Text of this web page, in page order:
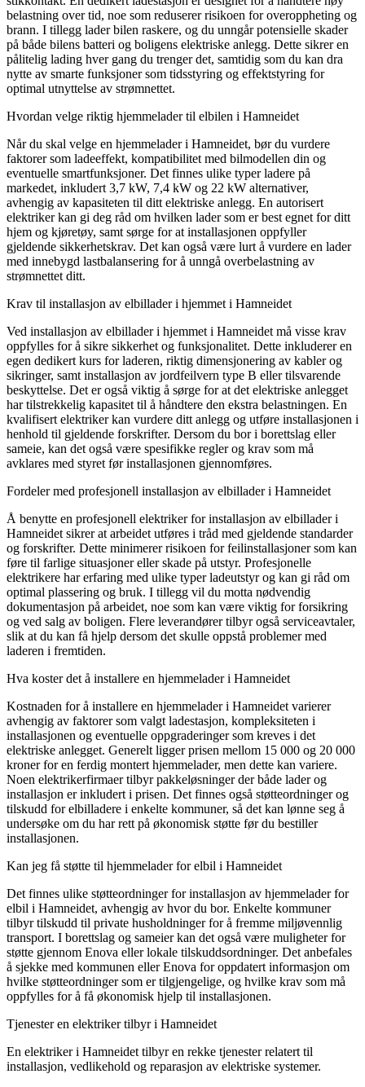
belastning over tid, noe som reduserer risikoen for overoppheting og
brann. I tillegg lader bilen raskere, og du unngår potensielle skader
på både bilens batteri og boligens elektriske anlegg. Dette sikrer en
pålitelig lading hver gang du trenger det, samtidig som du kan dra
nytte av smarte funksjoner som tidsstyring og effektstyring for
optimal utnyttelse av strømnettet.
Hvordan velge riktig hjemmelader til elbilen i Hamneidet
Når du skal velge en hjemmelader i Hamneidet, bør du vurdere
faktorer som ladeeffekt, kompatibilitet med bilmodellen din og
eventuelle smartfunksjoner. Det finnes ulike typer ladere på
markedet, inkludert 3,7 kW, 7,4 kW og 22 kW alternativer,
avhengig av kapasiteten til ditt elektriske anlegg. En autorisert
elektriker kan gi deg råd om hvilken lader som er best egnet for ditt
hjem og kjøretøy, samt sørge for at installasjonen oppfyller
gjeldende sikkerhetskrav. Det kan også være lurt å vurdere en lader
med innebygd lastbalansering for å unngå overbelastning av
strømnettet ditt.
Krav til installasjon av elbillader i hjemmet i Hamneidet
Ved installasjon av elbillader i hjemmet i Hamneidet må visse krav
oppfylles for å sikre sikkerhet og funksjonalitet. Dette inkluderer en
egen dedikert kurs for laderen, riktig dimensjonering av kabler og
sikringer, samt installasjon av jordfeilvern type B eller tilsvarende
beskyttelse. Det er også viktig å sørge for at det elektriske anlegget
har tilstrekkelig kapasitet til å håndtere den ekstra belastningen. En
kvalifisert elektriker kan vurdere ditt anlegg og utføre installasjonen i
henhold til gjeldende forskrifter. Dersom du bor i borettslag eller
sameie, kan det også være spesifikke regler og krav som må
avklares med styret før installasjonen gjennomføres.
Fordeler med profesjonell installasjon av elbillader i Hamneidet
Å benytte en profesjonell elektriker for installasjon av elbillader i
Hamneidet sikrer at arbeidet utføres i tråd med gjeldende standarder
og forskrifter. Dette minimerer risikoen for feilinstallasjoner som kan
føre til farlige situasjoner eller skade på utstyr. Profesjonelle
elektrikere har erfaring med ulike typer ladeutstyr og kan gi råd om
optimal plassering og bruk. I tillegg vil du motta nødvendig
dokumentasjon på arbeidet, noe som kan være viktig for forsikring
og ved salg av boligen. Flere leverandører tilbyr også serviceavtaler,
slik at du kan få hjelp dersom det skulle oppstå problemer med
laderen i fremtiden.
Hva koster det å installere en hjemmelader i Hamneidet
Kostnaden for å installere en hjemmelader i Hamneidet varierer
avhengig av faktorer som valgt ladestasjon, kompleksiteten i
installasjonen og eventuelle oppgraderinger som kreves i det
elektriske anlegget. Generelt ligger prisen mellom 15 000 og 20 000
kroner for en ferdig montert hjemmelader, men dette kan variere.
Noen elektrikerfirmaer tilbyr pakkeløsninger der både lader og
installasjon er inkludert i prisen. Det finnes også støtteordninger og
tilskudd for elbilladere i enkelte kommuner, så det kan lønne seg å
undersøke om du har rett på økonomisk støtte før du bestiller
installasjonen.
Kan jeg få støtte til hjemmelader for elbil i Hamneidet
Det finnes ulike støtteordninger for installasjon av hjemmelader for
elbil i Hamneidet, avhengig av hvor du bor. Enkelte kommuner
tilbyr tilskudd til private husholdninger for å fremme miljøvennlig
transport. I borettslag og sameier kan det også være muligheter for
støtte gjennom Enova eller lokale tilskuddsordninger. Det anbefales
å sjekke med kommunen eller Enova for oppdatert informasjon om
hvilke støtteordninger som er tilgjengelige, og hvilke krav som må
oppfylles for å få økonomisk hjelp til installasjonen.
Tjenester en elektriker tilbyr i Hamneidet
En elektriker i Hamneidet tilbyr en rekke tjenester relatert til
installasjon, vedlikehold og reparasjon av elektriske systemer.